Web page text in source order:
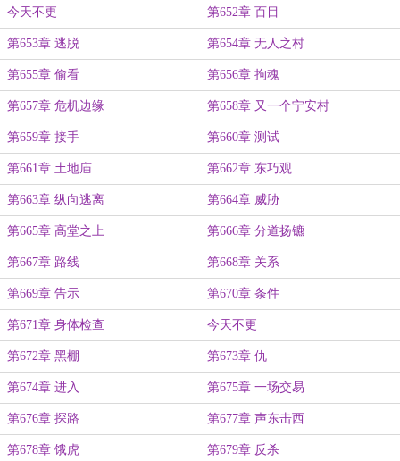
今天不更 第652章 百目
第653章 逃脱 第654章 无人之村
第655章 偷看 第656章 拘魂
第657章 危机边缘 第658章 又一个宁安村
第659章 接手 第660章 测试
第661章 土地庙 第662章 东巧观
第663章 纵向逃离 第664章 威胁
第665章 高堂之上 第666章 分道扬镳
第667章 路线 第668章 关系
第669章 告示 第670章 条件
第671章 身体检查 今天不更
第672章 黑棚 第673章 仇
第674章 进入 第675章 一场交易
第676章 探路 第677章 声东击西
第678章 饿虎 第679章 反杀